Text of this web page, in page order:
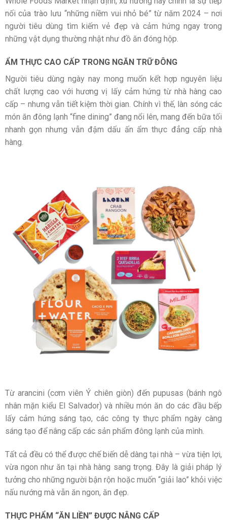
nối của trào lưu “những niềm vui nhỏ bé” từ năm 2024 – nơi
người tiêu dùng tìm kiếm vẻ đẹp và cảm hứng ngay trong
những vật dụng thường nhật như đồ ăn đóng hộp.
ẨM THỰC CAO CẤP TRONG NGĂN TRỮ ĐÔNG
Người tiêu dùng ngày nay mong muốn kết hợp nguyên liệu
chất lượng cao với hương vị lấy cảm hứng từ nhà hàng cao
cấp – nhưng vẫn tiết kiệm thời gian. Chính vì thế, làn sóng các
món ăn đông lạnh “fine dining” đang nổi lên, mang đến bữa tối
nhanh gọn nhưng vẫn đậm dấu ấn ẩm thực đẳng cấp nhà
hàng.
Từ arancini (cơm viên Ý chiên giòn) đến pupusas (bánh ngô
nhân mặn kiểu El Salvador) và nhiều món ăn do các đầu bếp
lấy cảm hứng sáng tạo, các công ty thực phẩm ngày càng
sáng tạo để nâng cấp các sản phẩm đông lạnh của mình.
Tất cả đều có thể được chế biến dễ dàng tại nhà – vừa tiện lợi,
vừa ngon như ăn tại nhà hàng sang trọng. Đây là giải pháp lý
tưởng cho những người bận rộn hoặc muốn “giải lao” khỏi việc
nấu nướng mà vẫn ăn ngon, ăn đẹp.
THỰC PHẨM “ĂN LIỀN” ĐƯỢC NÂNG CẤP